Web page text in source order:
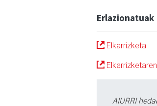
Erlazionatuak
Elkarrizketa
AIURRI